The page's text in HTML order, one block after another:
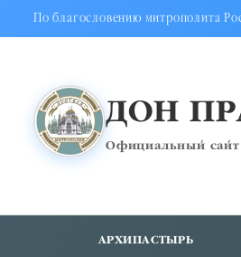
По благословению митрополита
ДОН
Официальный сайт
АРХИПАСТЫРЬ